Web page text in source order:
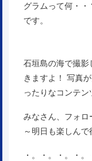
グラムって何・・
です。
石垣島の海で撮
きますよ！ 写真
ったりなコンテン
みなさん、フォ
～明日も楽しん
・。・。・。・